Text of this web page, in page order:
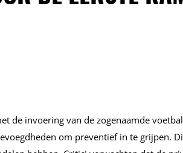
de invoering van de zogenaamde
om preventief in te grijpen.